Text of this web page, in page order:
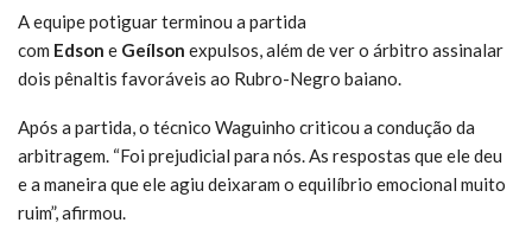
A equipe potiguar terminou a partida
com Edson e Geílson expulsos, além de ver o árbitro assinalar
dois pênaltis favoráveis ao Rubro-Negro baiano.
Após a partida, o técnico Waguinho criticou a condução da
arbitragem. “Foi prejudicial para nós. As respostas que ele deu
e a maneira que ele agiu deixaram o equilíbrio emocional muito
ruim”, afirmou.